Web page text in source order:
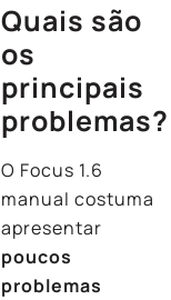
Quais são
os
principais
problemas?
O Focus 1.6
manual costuma
apresentar
poucos
problemas